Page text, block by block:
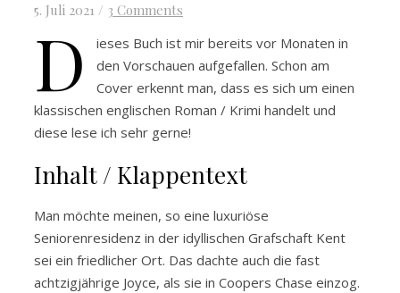
5. Juli 2021 / 3 Comments
D
ieses Buch ist mir bereits vor Monaten in
den Vorschauen aufgefallen. Schon am
Cover erkennt man, dass es sich um einen
klassischen englischen Roman / Krimi handelt und
diese lese ich sehr gerne!
Inhalt / Klappentext
Man möchte meinen, so eine luxuriöse
Seniorenresidenz in der idyllischen Grafschaft Kent
sei ein friedlicher Ort. Das dachte auch die fast
achtzigjährige Joyce, als sie in Coopers Chase einzog.